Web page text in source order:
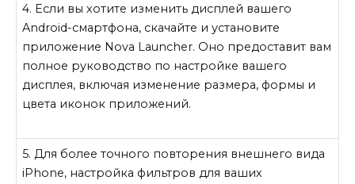
4. Если вы хотите изменить дисплей вашего
Android-смартфона, скачайте и установите
приложение Nova Launcher. Оно предоставит вам
полное руководство по настройке вашего
дисплея, включая изменение размера, формы и
цвета иконок приложений.
5. Для более точного повторения внешнего вида
iPhone, настройка фильтров для ваших